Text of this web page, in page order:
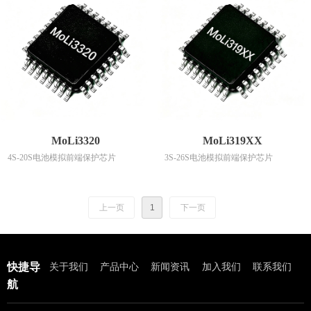
MoLi3320
4S-20S电池模拟前端保护芯片
MoLi319XX
3S-26S电池模拟前端保护芯片
上一页 1 下一页
快捷导
航
关于我们 产品中心 新闻资讯 加入我们 联系我们